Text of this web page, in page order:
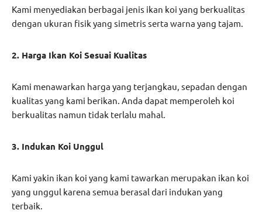
Kami menyediakan berbagai jenis ikan koi yang berkualitas
dengan ukuran fisik yang simetris serta warna yang tajam.
2. Harga Ikan Koi Sesuai Kualitas
Kami menawarkan harga yang terjangkau, sepadan dengan
kualitas yang kami berikan. Anda dapat memperoleh koi
berkualitas namun tidak terlalu mahal.
3. Indukan Koi Unggul
Kami yakin ikan koi yang kami tawarkan merupakan ikan koi
yang unggul karena semua berasal dari indukan yang
terbaik.